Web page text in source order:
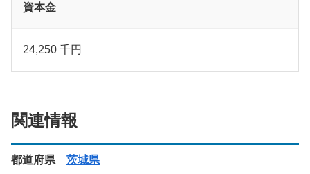
資本金
24,250 千円
関連情報
都道府県 茨城県